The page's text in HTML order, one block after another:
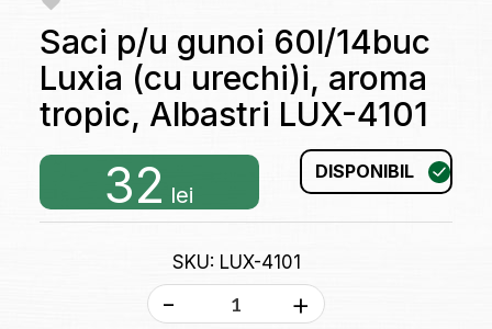
Saci p/u gunoi 60l/14buc
Luxia (cu urechi)i, aroma
tropic, Albastri LUX-4101
32 lei
DISPONIBIL
SKU: LUX-4101
- +